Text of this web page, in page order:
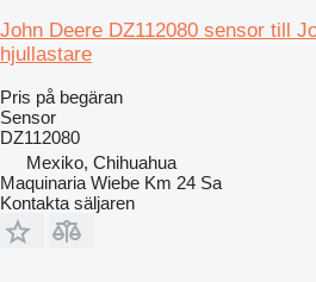
John Deere DZ112080 sensor till
hjullastare
Pris på begäran
Sensor
DZ112080
Mexiko, Chihuahua
Maquinaria Wiebe Km 24 Sa
Kontakta säljaren